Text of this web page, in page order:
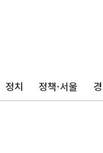
정치 정책·서울